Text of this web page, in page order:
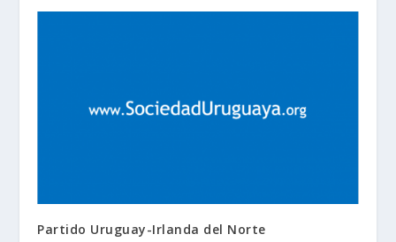
Partido Uruguay-Irlanda del Norte